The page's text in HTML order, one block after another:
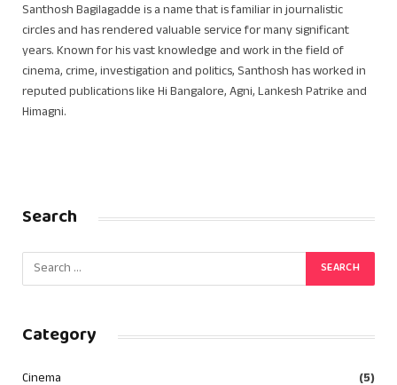
Santhosh Bagilagadde is a name that is familiar in journalistic
circles and has rendered valuable service for many significant
years. Known for his vast knowledge and work in the field of
cinema, crime, investigation and politics, Santhosh has worked in
reputed publications like Hi Bangalore, Agni, Lankesh Patrike and
Himagni.
Search
Category
Cinema
(5)